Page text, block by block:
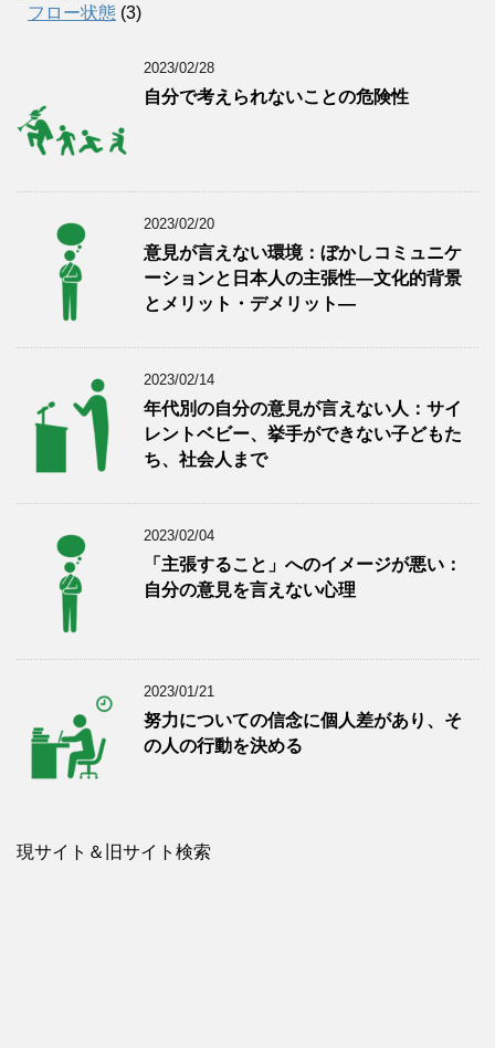
フロー状態 (3)
2023/02/28
自分で考えられないことの危険性
2023/02/20
意見が言えない環境：ぼかしコミュニケ
ーションと日本人の主張性―文化的背景
とメリット・デメリット―
2023/02/14
年代別の自分の意見が言えない人：サイ
レントベビー、挙手ができない子どもた
ち、社会人まで
2023/02/04
「主張すること」へのイメージが悪い：
自分の意見を言えない心理
2023/01/21
努力についての信念に個人差があり、そ
の人の行動を決める
現サイト＆旧サイト検索